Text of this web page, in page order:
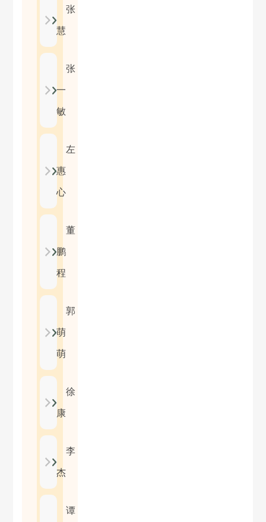
张
慧
张
一
敏
左
惠
心
董
鹏
程
郭
萌
萌
徐
康
李
杰
谭